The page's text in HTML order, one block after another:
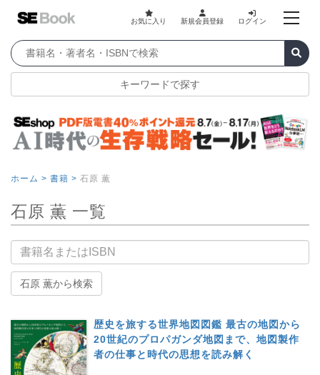
お気に入り 新規会員登録 ログイン
キーワードで探す
ホーム > 書籍 > 石原 薫
石原 薫 一覧
書籍名
石原 薫から検索
歴史を旅する世界地図図鑑 最古の地図から
20世紀のプロパガンダ地図まで、地図製作
者の仕事と時代の思想を読み解く